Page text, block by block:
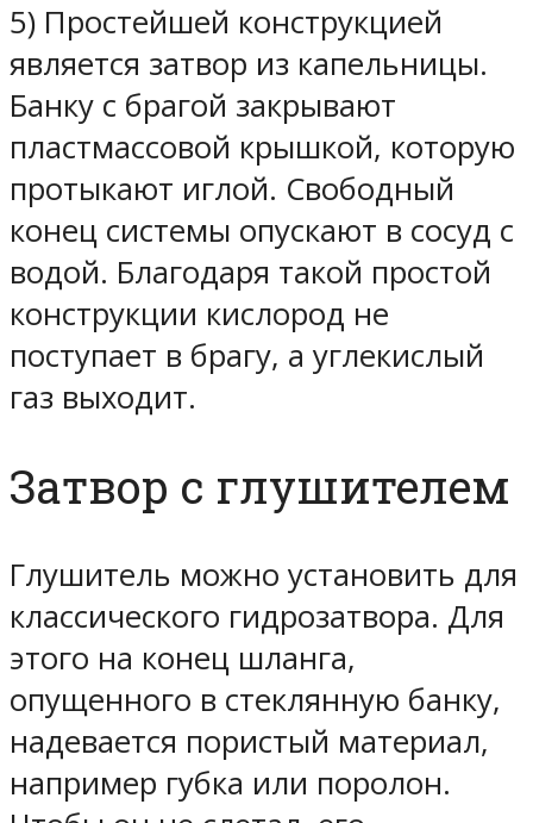
5) Простейшей конструкцией
является затвор из капельницы.
Банку с брагой закрывают
пластмассовой крышкой, которую
протыкают иглой. Свободный
конец системы опускают в сосуд с
водой. Благодаря такой простой
конструкции кислород не
поступает в брагу, а углекислый
газ выходит.
Затвор с глушителем
Глушитель можно установить для
классического гидрозатвора. Для
этого на конец шланга,
опущенного в стеклянную банку,
надевается пористый материал,
например губка или поролон.